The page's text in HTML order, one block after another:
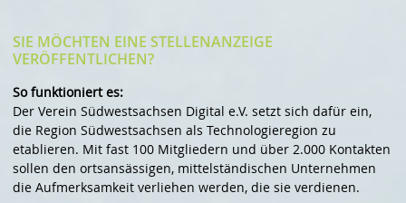
SIE MÖCHTEN EINE STELLENANZEIGE
VERÖFFENTLICHEN?
So funktioniert es:
Der Verein Südwestsachsen Digital e.V. setzt sich dafür ein,
die Region Südwestsachsen als Technologieregion zu
etablieren. Mit fast 100 Mitgliedern und über 2.000 Kontakten
sollen den ortsansässigen, mittelständischen Unternehmen
die Aufmerksamkeit verliehen werden, die sie verdienen.